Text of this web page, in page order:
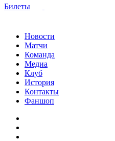
Билеты
Новости
Матчи
Команда
Медиа
Клуб
История
Контакты
Фаншоп